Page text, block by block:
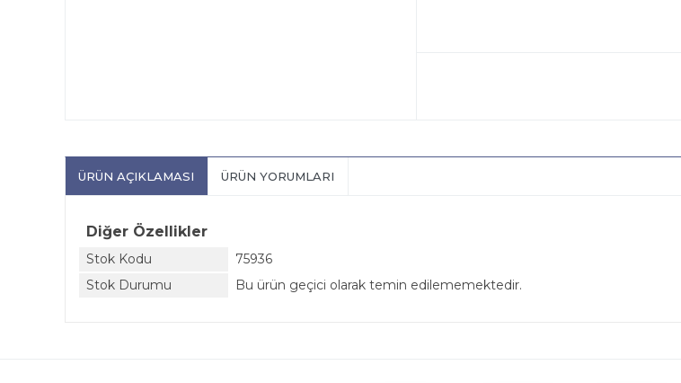
ÜRÜN AÇIKLAMASI ÜRÜN YORUMLARI
Diğer Özellikler
Stok Kodu
75936
Stok Durumu
Bu ürün geçici olarak temin edilememektedir.